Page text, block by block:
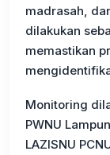
madrasah,
dilakukan
memastikan
Monitoring
PWNU
LAZISNU